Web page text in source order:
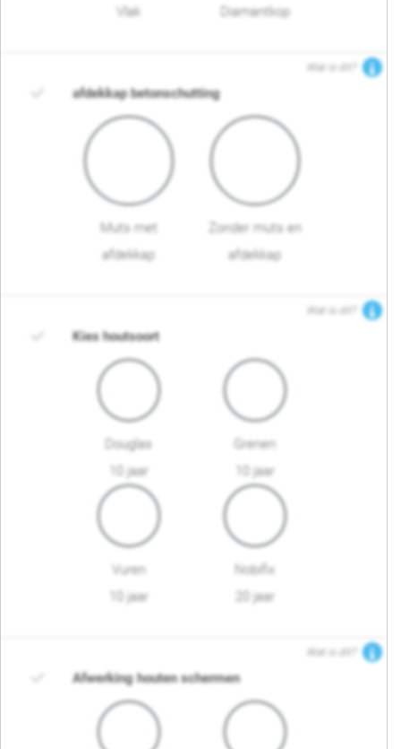
Vlak Diamantkop
Wat is dit?
afdekkap betonschutting
Muts met
afdekkap
Zonder muts en
afdekkap
Wat is dit?
Kies houtsoort
Douglas
10 jaar
Grenen
10 jaar
Vuren
10 jaar
Nobifix
20 jaar
Wat is dit?
Afwerking houten schermen